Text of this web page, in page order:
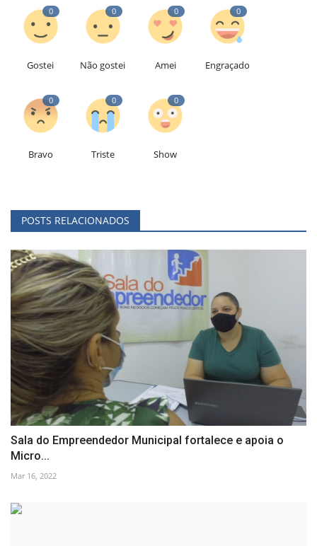
0
Gostei
0
Não gostei
0
Amei
0
Engraçado
0
Bravo
0
Triste
0
Show
POSTS RELACIONADOS
Sala do Empreendedor Municipal fortalece e apoia o
Micro...
Mar 16, 2022